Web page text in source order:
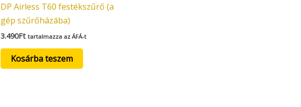
DP Airless T60 festékszűrő (a
gép szűrőházába)
3.490Ft tartalmazza az ÁFÁ-t
Kosárba teszem